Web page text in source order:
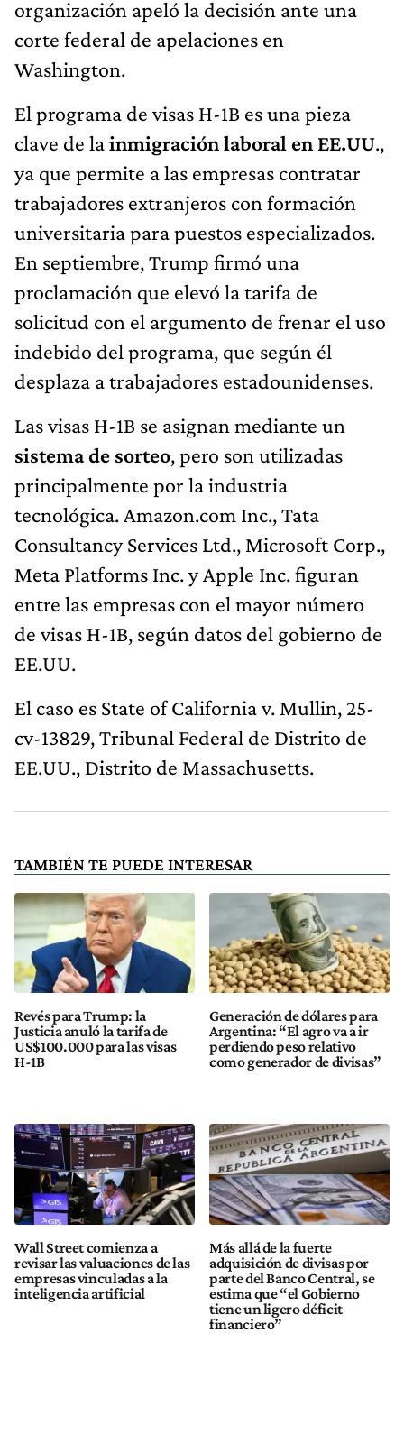
organización apeló la decisión ante una
corte federal de apelaciones en
Washington.
El programa de visas H-1B es una pieza
clave de lainmigración laboral en EE.UU.,
ya que permite a las empresas contratar
trabajadores extranjeros con formación
universitaria para puestos especializados.
En septiembre, Trump firmó una
proclamación que elevó la tarifa de
solicitud con el argumento de frenar el uso
indebido del programa, que según él
desplaza a trabajadores estadounidenses.
Las visas H-1B se asignan mediante un
sistema de sorteo, pero son utilizadas
principalmente por la industria
tecnológica. Amazon.com Inc., Tata
Consultancy Services Ltd., Microsoft Corp.,
Meta Platforms Inc. y Apple Inc. figuran
entre las empresas con el mayor número
de visas H-1B, según datos del gobierno de
EE.UU.
El caso es State of California v. Mullin, 25-
cv-13829, Tribunal Federal de Distrito de
EE.UU., Distrito de Massachusetts.
TAMBIÉN TE PUEDE INTERESAR
Revés para Trump: la
Justicia anuló la tarifa de
US$100.000 para las visas
H-1B
Generación de dólares para
Argentina: “El agro va a ir
perdiendo peso relativo
como generador de divisas”
Wall Street comienza a
revisar las valuaciones de las
empresas vinculadas a la
inteligencia artificial
Más allá de la fuerte
adquisición de divisas por
parte del Banco Central, se
estima que “el Gobierno
tiene un ligero déficit
financiero”